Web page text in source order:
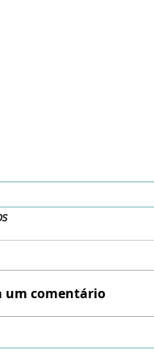
um comentário